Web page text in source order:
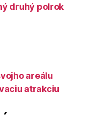
druhý polrok
areálu
atrakciu